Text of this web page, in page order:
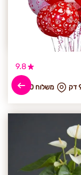
9.8
₪ משלוח 50